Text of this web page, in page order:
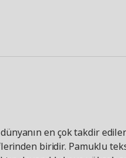
en çok takdir
biridir. Pamuklu